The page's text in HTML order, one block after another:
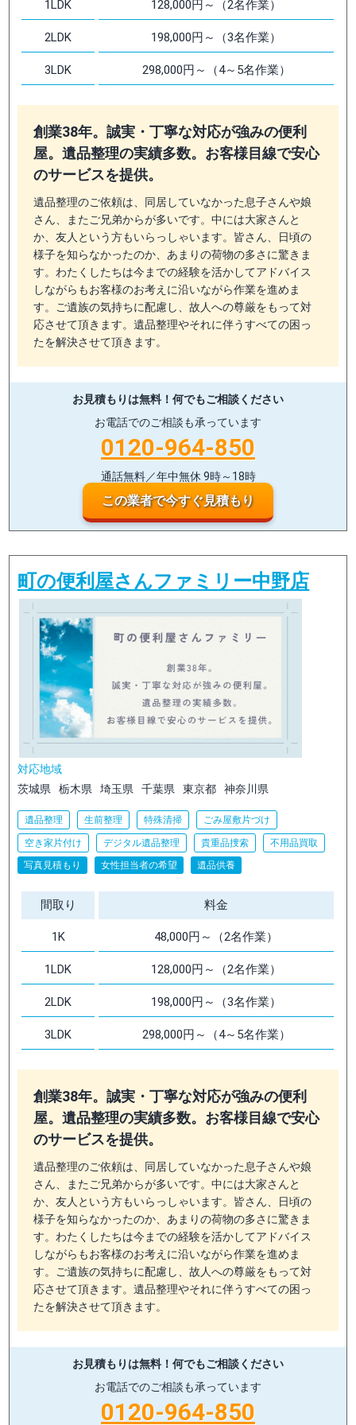
1LDK 128,000円～（2名作業）
2LDK 198,000円～（3名作業）
3LDK 298,000円～（4～5名作業）
創業38年。誠実・丁寧な対応が強みの便利
屋。遺品整理の実績多数。お客様目線で安心
のサービスを提供。
遺品整理のご依頼は、同居していなかった息子さんや娘
さん、またご兄弟からが多いです。中には大家さんと
か、友人という方もいらっしゃいます。皆さん、日頃の
様子を知らなかったのか、あまりの荷物の多さに驚きま
す。わたくしたちは今までの経験を活かしてアドバイス
しながらもお客様のお考えに沿いながら作業を進めま
す。ご遺族の気持ちに配慮し、故人への尊厳をもって対
応させて頂きます。遺品整理やそれに伴うすべての困っ
たを解決させて頂きます。
お見積もりは無料！ 何でもご相談ください
お電話でのご相談も承っています
0120-964-850
通話無料／年中無休 9時～18時
この業者で今すぐ見積もり
町の便利屋さんファミリー中野店
対応地域
茨城県
栃木県 埼玉県 千葉県 東京都 神奈川県
遺品整理 生前整理 特殊清掃 ごみ屋敷片づけ
空き家片付け デジタル遺品整理 貴重品捜索
不用品買取
写真見積もり
女性担当者の希望 遺品供養
間取り 料金
1K 48,000円～（2名作業）
1LDK 128,000円～（2名作業）
2LDK 198,000円～（3名作業）
3LDK 298,000円～（4～5名作業）
創業38年。誠実・丁寧な対応が強みの便利
屋。遺品整理の実績多数。お客様目線で安心
のサービスを提供。
遺品整理のご依頼は、同居していなかった息子さんや娘
さん、またご兄弟からが多いです。中には大家さんと
か、友人という方もいらっしゃいます。皆さん、日頃の
様子を知らなかったのか、あまりの荷物の多さに驚きま
す。わたくしたちは今までの経験を活かしてアドバイス
しながらもお客様のお考えに沿いながら作業を進めま
す。ご遺族の気持ちに配慮し、故人への尊厳をもって対
応させて頂きます。遺品整理やそれに伴うすべての困っ
たを解決させて頂きます。
お見積もりは無料！ 何でもご相談ください
お電話でのご相談も承っています
0120-964-850